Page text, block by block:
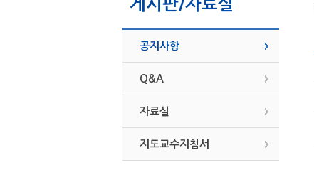
게시판/자료실
공지사항
Q&A
자료실
지도교수지침서